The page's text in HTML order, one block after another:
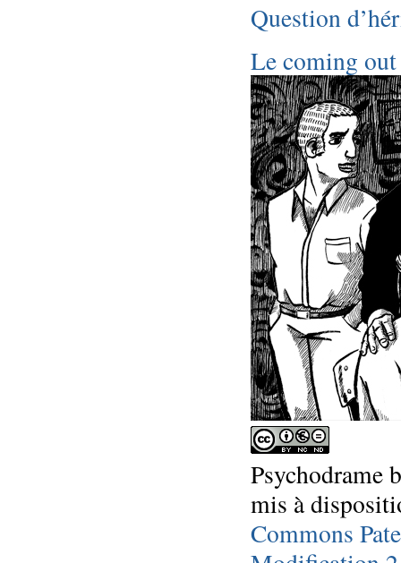
Question
Le coming out
Psychodrame
mis à
Commons